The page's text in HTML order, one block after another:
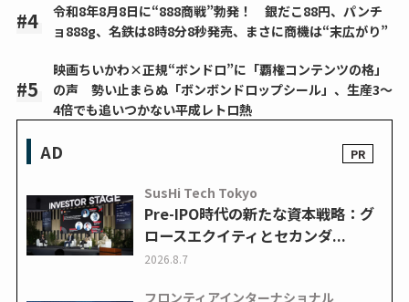
令和8年8月8日に“888商戦”勃発！ 銀だこ88円、パンチ
ョ888g、名鉄は8時8分8秒発売、まさに商機は“末広がり”
映画ちいかわ×正規“ボンドロ”に「覇権コンテンツの格」
の声 勢い止まらぬ「ボンボンドロップシール」、生産3～
4倍でも追いつかない平成レトロ熱
AD
SusHi Tech Tokyo
Pre-IPO時代の新たな資本戦略：グ
ロースエクイティとセカンダ...
2026.8.7
フロンティアインターナショナル